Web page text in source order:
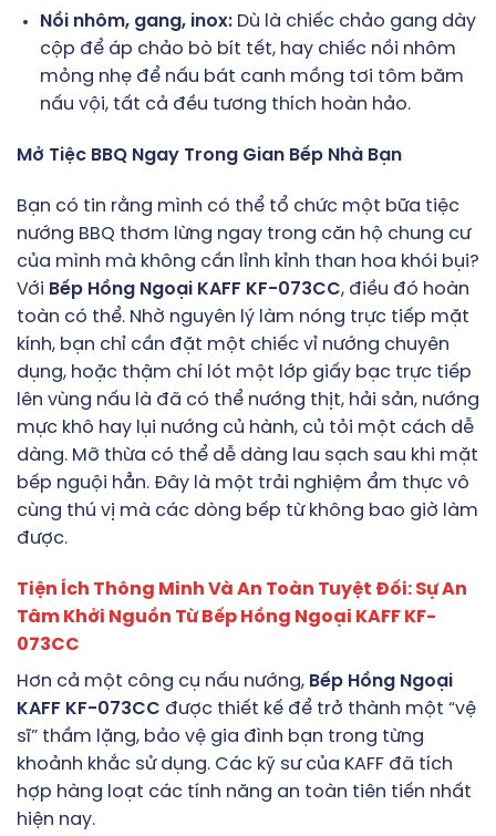
Nồi nhôm, gang, inox:Dù là chiếc chảo gang dày
cộp để áp chảo bò bít tết, hay chiếc nồi nhôm
mỏng nhẹ để nấu bát canh mồng tơi tôm băm
nấu vội, tất cả đều tương thích hoàn hảo.
Mở Tiệc BBQ Ngay Trong Gian Bếp Nhà Bạn
Bạn có tin rằng mình có thể tổ chức một bữa tiệc
nướng BBQ thơm lừng ngay trong căn hộ chung cư
của mình mà không cần lỉnh kỉnh than hoa khói bụi?
Với Bếp Hồng Ngoại KAFF KF-073CC, điều đó hoàn
toàn có thể. Nhờ nguyên lý làm nóng trực tiếp mặt
kính, bạn chỉ cần đặt một chiếc vỉ nướng chuyên
dụng, hoặc thậm chí lót một lớp giấy bạc trực tiếp
lên vùng nấu là đã có thể nướng thịt, hải sản, nướng
mực khô hay lụi nướng củ hành, củ tỏi một cách dễ
dàng. Mỡ thừa có thể dễ dàng lau sạch sau khi mặt
bếp nguội hẳn. Đây là một trải nghiệm ẩm thực vô
cùng thú vị mà các dòng bếp từ không bao giờ làm
được.
Tiện Ích Thông Minh Và An Toàn Tuyệt Đối: Sự An
Tâm Khởi Nguồn Từ Bếp Hồng Ngoại KAFF KF-
073CC
Hơn cả một công cụ nấu nướng, Bếp Hồng Ngoại
KAFF KF-073CC được thiết kế để trở thành một “vệ
sĩ” thầm lặng, bảo vệ gia đình bạn trong từng
khoảnh khắc sử dụng. Các kỹ sư của KAFF đã tích
hợp hàng loạt các tính năng an toàn tiên tiến nhất
hiện nay.